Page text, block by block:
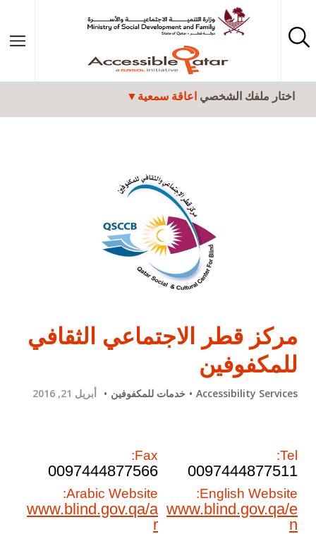
تجاوز إلى المحتوى الرئيسي
اختار ملفك الشخصي اعاقة سمعية
مركز قطر الاجتماعي الثقافي
للمكفوفين
Accessibility Services خدمات للمكفوفين أبريل 21, 2016
Tel:
0097444877511
Fax:
0097444877566
English Website:
www.blind.gov.qa/e
n
Arabic Website:
www.blind.gov.qa/a
r